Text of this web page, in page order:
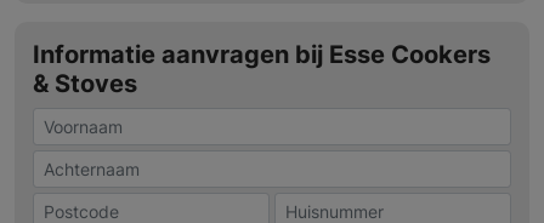
Informatie aanvragen bij Esse Cookers
& Stoves